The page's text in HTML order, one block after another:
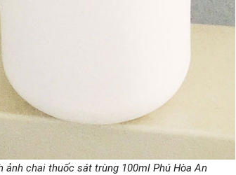
ảnh chai thuốc sát trùng 100ml Phú Hòa An